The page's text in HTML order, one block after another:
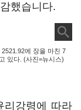
했습니다.
에 장을 마친 7
있다. (사진=뉴시스)
리강령에 따라